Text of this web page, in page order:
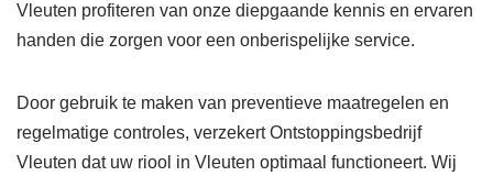
Vleuten profiteren van onze diepgaande kennis en ervaren
handen die zorgen voor een onberispelijke service.
Door gebruik te maken van preventieve maatregelen en
regelmatige controles, verzekert Ontstoppingsbedrijf
Vleuten dat uw riool in Vleuten optimaal functioneert. Wij